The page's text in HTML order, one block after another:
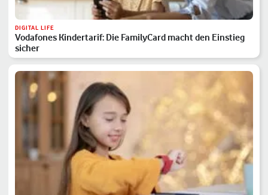
DIGITAL LIFE
Vodafones Kindertarif: Die FamilyCard macht den Einstieg
sicher